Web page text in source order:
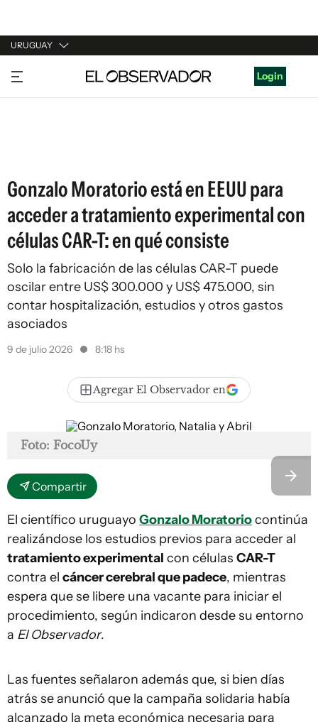
URUGUAY
URUGUAY
ARGENTINA
Login
Gonzalo Moratorio está en EEUU para
acceder a tratamiento experimental con
células CAR-T: en qué consiste
Solo la fabricación de las células CAR-T puede
oscilar entre US$ 300.000 y US$ 475.000, sin
contar hospitalización, estudios y otros gastos
asociados
9 de julio 2026 8:18 hs
Agregar El Observador en
Foto: FocoUy
Compartir
El científico uruguayo Gonzalo Moratoriocontinúa
realizándose los estudios previos para acceder al
tratamiento experimental con células CAR-T
contra el cáncer cerebral que padece, mientras
espera que se libere una vacante para iniciar el
procedimiento, según indicaron desde su entorno
a El Observador.
Las fuentes señalaron además que, si bien días
atrás se anunció que la campaña solidaria había
alcanzado la meta económica necesaria para